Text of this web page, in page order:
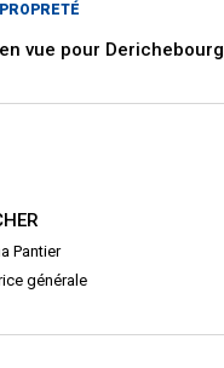
vue pour Derichebourg
Pantier
générale